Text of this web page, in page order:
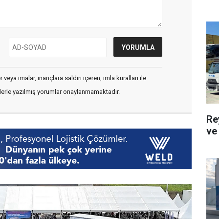
imalar, inançlara saldırı içeren, imla kuralları ile
yazılmış yorumlar onaylanmamaktadır.
ve